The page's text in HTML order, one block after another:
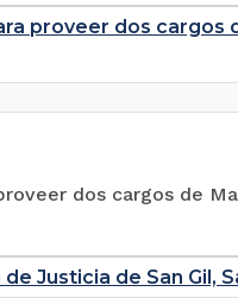
proveer dos cargos
dos cargos de
Justicia de San Gil,